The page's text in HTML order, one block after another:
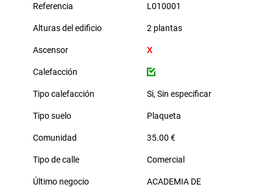
Referencia L010001
Alturas del edificio 2 plantas
Ascensor
Calefacción
Tipo calefacción Si, Sin especificar
Tipo suelo Plaqueta
Comunidad 35.00 €
Tipo de calle Comercial
Último negocio ACADEMIA DE